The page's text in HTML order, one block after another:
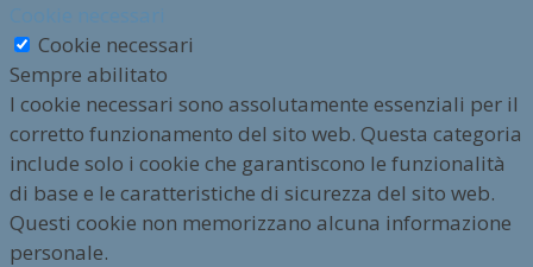
Cookie necessari
Sempre abilitato
I cookie necessari sono assolutamente essenziali per il
corretto funzionamento del sito web. Questa categoria
include solo i cookie che garantiscono le funzionalità
di base e le caratteristiche di sicurezza del sito web.
Questi cookie non memorizzano alcuna informazione
personale.